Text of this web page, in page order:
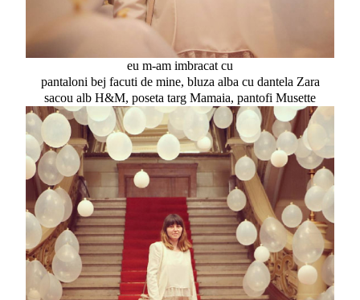
eu m-am imbracat cu
pantaloni bej facuti de mine, bluza alba cu dantela Zara
sacou alb H&M, poseta targ Mamaia, pantofi Musette